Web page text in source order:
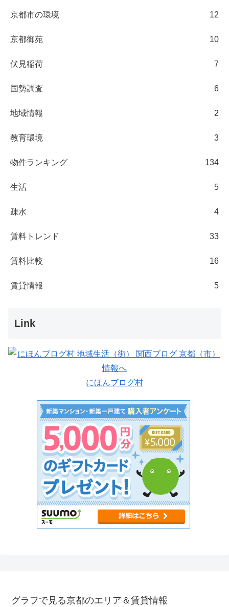
京都市の環境 12
京都御苑 10
伏見稲荷 7
国勢調査 6
地域情報 2
教育環境 3
物件ランキング 134
生活 5
疎水 4
賃料トレンド 33
賃料比較 16
賃貸情報 5
Link
にほんブログ村
グラフで見る京都のエリア＆賃貸情報